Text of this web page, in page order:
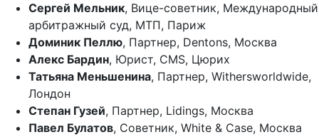
Сергей Мельник, Вице-советник, Международный
арбитражный суд, МТП, Париж
Доминик Пеллю, Партнер, Dentons, Москва
Алекс Бардин, Юрист, CMS, Цюрих
Татьяна Меньшенина, Партнер, Withersworldwide,
Лондон
Степан Гузей, Партнер, Lidings, Москва
Павел Булатов, Советник, White & Case, Москва